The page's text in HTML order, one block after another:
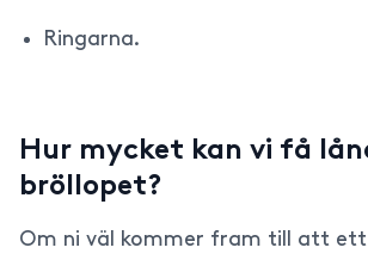
Ringarna.
Hur mycket kan vi få
bröllopet?
Om ni väl kommer fram till att ett